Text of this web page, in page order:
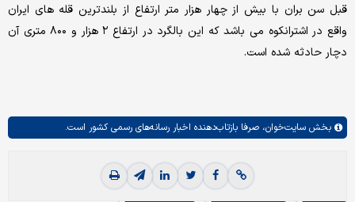
قبل سن بران با بیش از چهار هزار متر ارتفاع از بلندترین قله های ایران
واقع در اشترانکوه می باشد که این بالگرد در ارتفاع ۲ هزار و ۸۰۰ متری آن
دچار حادثه شده است.
بخش سایت‌خوان، صرفا بازتاب‌دهنده اخبار رسانه‌های رسمی کشور است.